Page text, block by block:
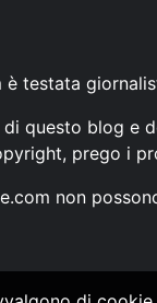
è testata
questo blog e
prego i
non